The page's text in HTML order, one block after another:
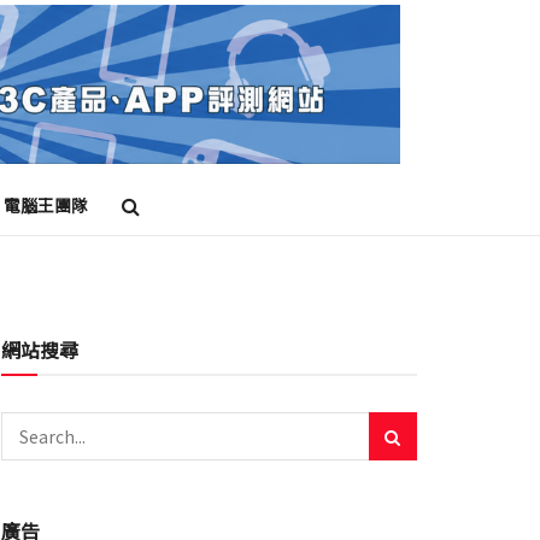
電腦王團隊
網站搜尋
廣告